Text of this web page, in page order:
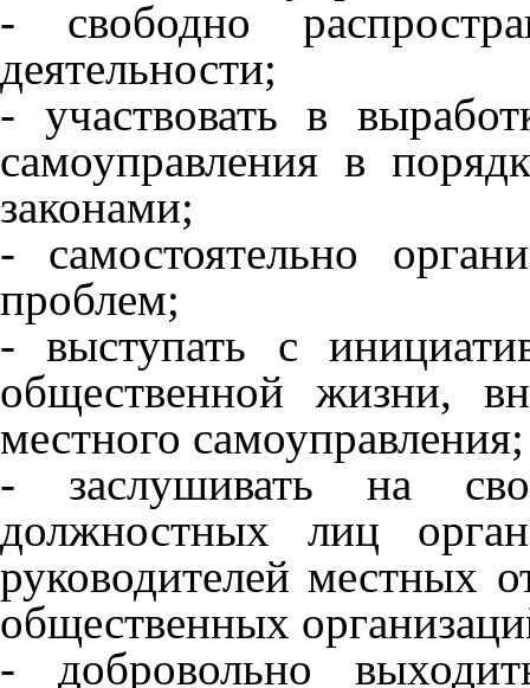
- свободно
деятельности;
- участвовать в
самоуправления в
законами;
- самостоятельно
проблем;
- выступать с
общественной жизни,
местного самоуправления;
- заслушивать на
должностных лиц
руководителей местных
общественных
- добровольно